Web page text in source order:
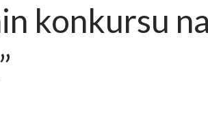
konkursu